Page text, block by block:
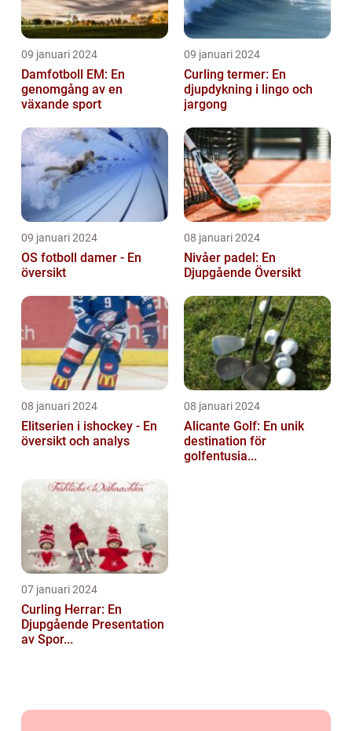
09 januari 2024
Damfotboll EM: En
genomgång av en
växande sport
09 januari 2024
Curling termer: En
djupdykning i lingo och
jargong
09 januari 2024
OS fotboll damer - En
översikt
08 januari 2024
Nivåer padel: En
Djupgående Översikt
08 januari 2024
Elitserien i ishockey - En
översikt och analys
08 januari 2024
Alicante Golf: En unik
destination för
golfentusia...
07 januari 2024
Curling Herrar: En
Djupgående Presentation
av Spor...